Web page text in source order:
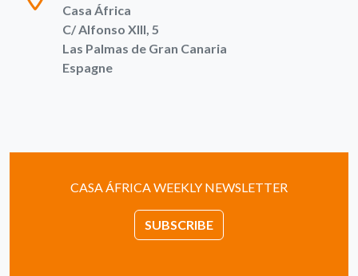
Casa África
C/ Alfonso XIII, 5
Las Palmas de Gran Canaria
Espagne
CASA ÁFRICA WEEKLY NEWSLETTER
SUBSCRIBE